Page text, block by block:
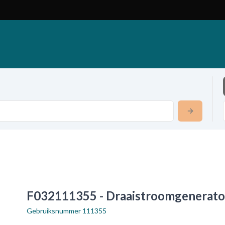
F032111355 -
Gebruiksnummer 111355